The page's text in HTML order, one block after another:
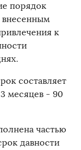
порядок
внесенным
к
составляет
месяцев - 90
частью
давности